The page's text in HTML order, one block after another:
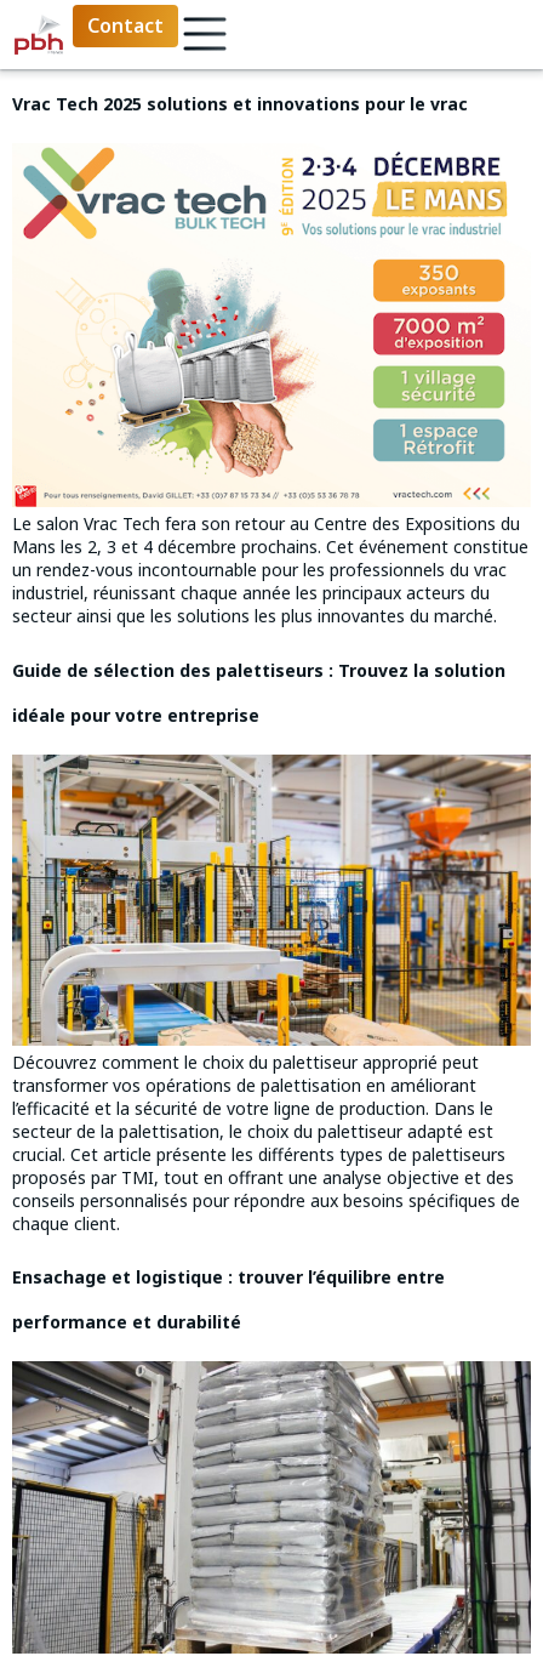
Contact
Vrac Tech 2025 solutions et innovations pour le vrac
Le salon Vrac Tech fera son retour au Centre des Expositions du
Mans les 2, 3 et 4 décembre prochains. Cet événement constitue
un rendez-vous incontournable pour les professionnels du vrac
industriel, réunissant chaque année les principaux acteurs du
secteur ainsi que les solutions les plus innovantes du marché.
Guide de sélection des palettiseurs : Trouvez la solution
idéale pour votre entreprise
Découvrez comment le choix du palettiseur approprié peut
transformer vos opérations de palettisation en améliorant
l’efficacité et la sécurité de votre ligne de production. Dans le
secteur de la palettisation, le choix du palettiseur adapté est
crucial. Cet article présente les différents types de palettiseurs
proposés par TMI, tout en offrant une analyse objective et des
conseils personnalisés pour répondre aux besoins spécifiques de
chaque client.
Ensachage et logistique : trouver l’équilibre entre
performance et durabilité